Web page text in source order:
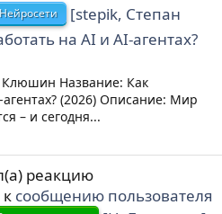
Нейросети
[stepik, Степан
на AI и AI-агентах?
Клюшин Название: Как
(2026) Описание: Мир
– и сегодня...
реакцию
к сообщению пользователя